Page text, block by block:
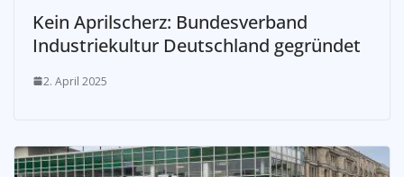
Kein Aprilscherz: Bundesverband
Industriekultur Deutschland gegründet
2. April 2025